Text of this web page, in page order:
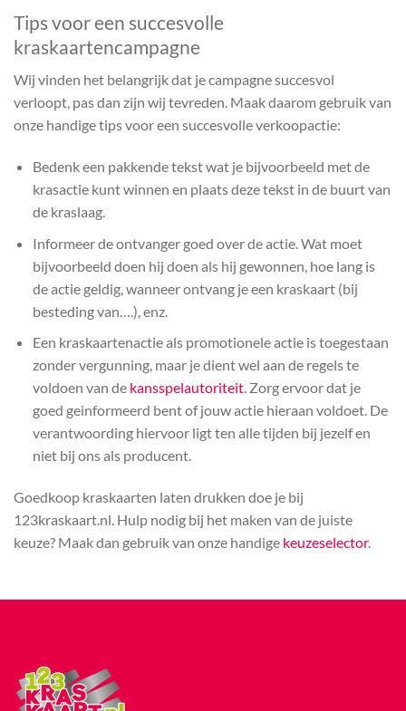
Tips voor een succesvolle
kraskaartencampagne
Wij vinden het belangrijk dat je campagne succesvol
verloopt, pas dan zijn wij tevreden. Maak daarom gebruik van
onze handige tips voor een succesvolle verkoopactie:
Bedenk een pakkende tekst wat je bijvoorbeeld met de
krasactie kunt winnen en plaats deze tekst in de buurt van
de kraslaag.
Informeer de ontvanger goed over de actie. Wat moet
bijvoorbeeld doen hij doen als hij gewonnen, hoe lang is
de actie geldig, wanneer ontvang je een kraskaart (bij
besteding van….), enz.
Een kraskaartenactie als promotionele actie is toegestaan
zonder vergunning, maar je dient wel aan de regels te
voldoen van de kansspelautoriteit. Zorg ervoor dat je
goed geinformeerd bent of jouw actie hieraan voldoet. De
verantwoording hiervoor ligt ten alle tijden bij jezelf en
niet bij ons als producent.
Goedkoop kraskaarten laten drukken doe je bij
123kraskaart.nl. Hulp nodig bij het maken van de juiste
keuze? Maak dan gebruik van onze handige keuzeselector.